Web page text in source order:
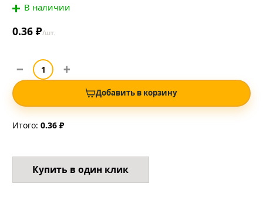
В наличии
0.36 ₽/шт.
Добавить в корзину
Итого: 0.36 ₽
Купить в один клик